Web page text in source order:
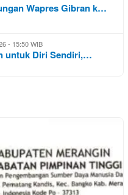
Wapres Gibran k…
- 15:50 WIB
untuk Diri Sendiri,…